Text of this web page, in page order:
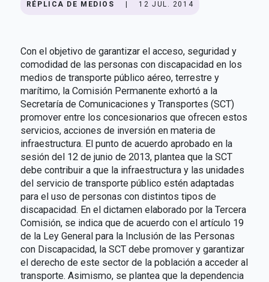
RÉPLICA DE MEDIOS 12 JUL. 2014
Con el objetivo de garantizar el acceso, seguridad y
comodidad de las personas con discapacidad en los
medios de transporte público aéreo, terrestre y
marítimo, la Comisión Permanente exhortó a la
Secretaría de Comunicaciones y Transportes (SCT)
promover entre los concesionarios que ofrecen estos
servicios, acciones de inversión en materia de
infraestructura. El punto de acuerdo aprobado en la
sesión del 12 de junio de 2013, plantea que la SCT
debe contribuir a que la infraestructura y las unidades
del servicio de transporte público estén adaptadas
para el uso de personas con distintos tipos de
discapacidad. En el dictamen elaborado por la Tercera
Comisión, se indica que de acuerdo con el artículo 19
de la Ley General para la Inclusión de las Personas
con Discapacidad, la SCT debe promover y garantizar
el derecho de este sector de la población a acceder al
transporte. Asimismo, se plantea que la dependencia